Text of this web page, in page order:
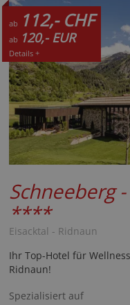
ab 112,- CHF
ab 120,- EUR
Details +
Schneeberg
****
Eisacktal - Ridnaun
Ihr Top-Hotel für
Ridnaun!
Spezialisiert auf